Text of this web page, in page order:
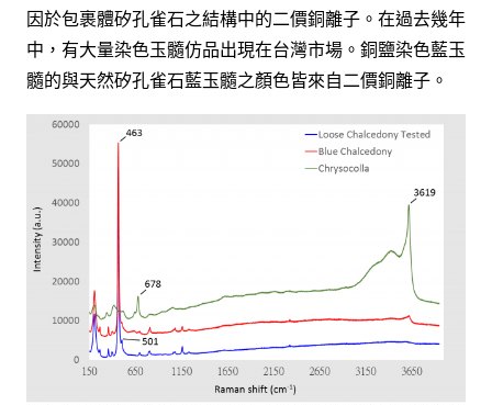
因於包裹體矽孔雀石之結構中的二價銅離子。在過去幾年
中，有大量染色玉髓仿品出現在台灣市場。銅鹽染色藍玉
髓的與天然矽孔雀石藍玉髓之顏色皆來自二價銅離子。